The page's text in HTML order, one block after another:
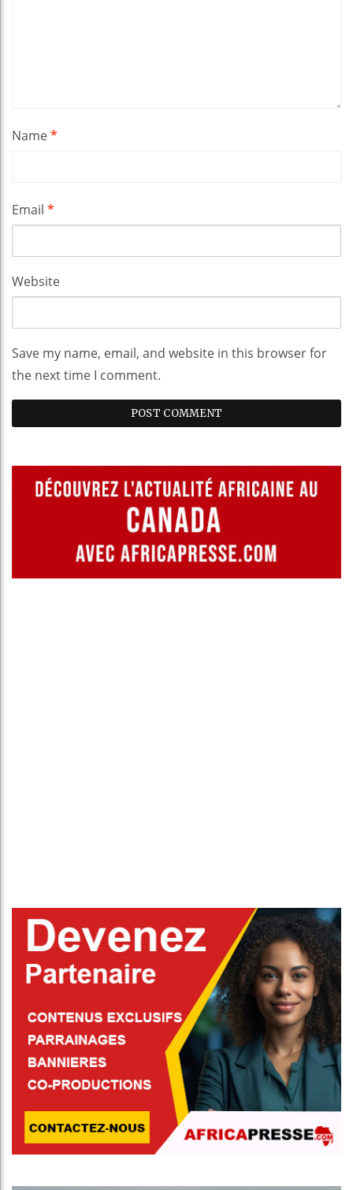
Name*
Email *
Website
Save my name, email, and website in this browser for
the next time I comment.